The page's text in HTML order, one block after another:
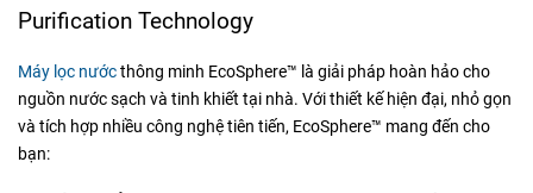
Purification Technology
Máy lọc nướcthông minh EcoSphere™ là giải pháp hoàn hảo cho
nguồn nước sạch và tinh khiết tại nhà. Với thiết kế hiện đại, nhỏ gọn
và tích hợp nhiều công nghệ tiên tiến, EcoSphere™ mang đến cho
bạn: